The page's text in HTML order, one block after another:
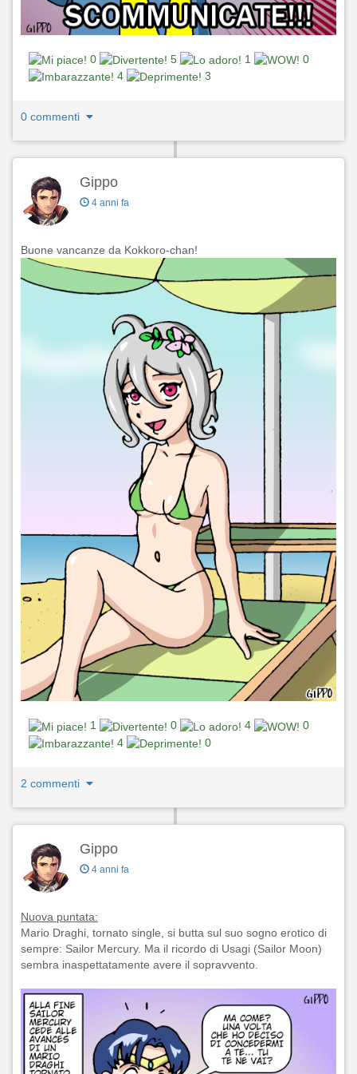
0 5 1
0
4
3
0 commenti
Gippo
4 anni fa
Buone vancanze da Kokkoro-chan!
1 0 4
0
4
0
2 commenti
Gippo
4 anni fa
Nuova puntata:
Mario Draghi, tornato single, si butta sul suo sogno erotico di
sempre: Sailor Mercury. Ma il ricordo di Usagi (Sailor Moon)
sembra inaspettatamente avere il sopravvento.